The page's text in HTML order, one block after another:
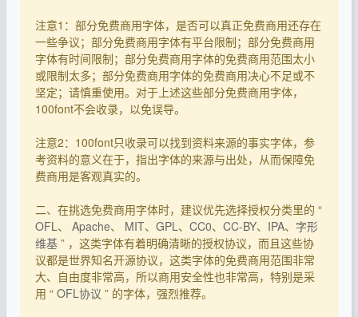
注意1：部分免费商用字体，是否可以真正免费商用还存在
一些争议；部分免费商用字体有平台限制；部分免费商用
字体有时间限制；部分免费商用字体的免费商用范围太小
或限制太多；部分免费商用字体的免费商用决心不足或不
坚定；请慎重使用。对于上述这些部分免费商用字体，
100font不会收录，以免误导。
注意2：100font只收录可以找到资料来源的事实字体，参
考资料的意义在于，指出字体的来源与出处，从而保障免
费商用是客观真实的。
二、在挑选免费商用字体时，建议优先选择授权分类里的 “
OFL 、 Apache、 MIT、 GPL 、 CC0、 CC-BY、 IPA、 字形
维基 ” ，这类字体有着明确清晰的授权协议，而且这些协
议都是世界知名开源协议，这类字体的免费商用范围非常
大、自由度非常高，所以商用安全性也非常高，特别是采
用 “ OFL协议 ” 的字体，强烈推荐。